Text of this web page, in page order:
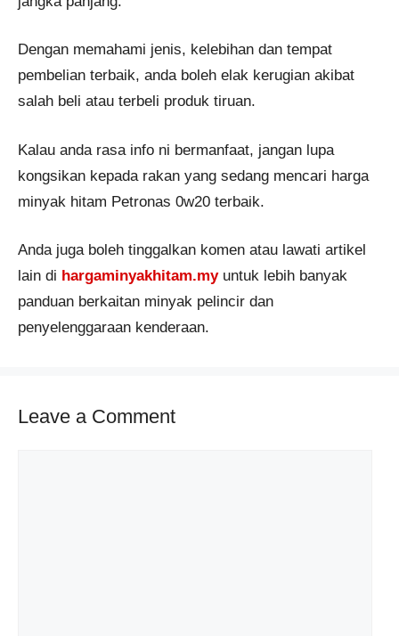
Dengan memahami jenis, kelebihan dan tempat
pembelian terbaik, anda boleh elak kerugian akibat
salah beli atau terbeli produk tiruan.
Kalau anda rasa info ni bermanfaat, jangan lupa
kongsikan kepada rakan yang sedang mencari harga
minyak hitam Petronas 0w20 terbaik.
Anda juga boleh tinggalkan komen atau lawati artikel
lain di hargaminyakhitam.myuntuk lebih banyak
panduan berkaitan minyak pelincir dan
penyelenggaraan kenderaan.
Leave a Comment